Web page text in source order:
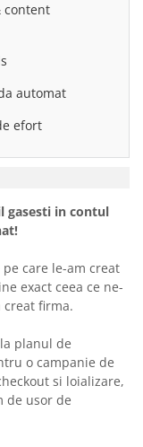
content
automat
efort
gasesti in contul
care le-am creat
exact ceea ce ne-
firma.
planul de
o campanie de
si loializare,
de usor de